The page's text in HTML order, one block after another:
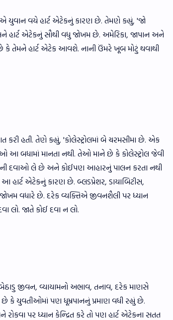
એ યુવાન વયે હાર્ટ એટેકનું કારણ છે. તેમણે કહ્યું, 'જો
હાર્ટ એટેકનું સૌથી વધુ જોખમ છે. અમેરિકા, જાપાન અને
કે તેમને હાર્ટ એટેક આવશે. નાની ઉંમરે ખૂબ મોટું થવાથી
કરી હતી. તેણે કહ્યું, 'કોલેસ્ટ્રોલમાં બે ચરમસીમા છે. એક
બધામાં માનતા નથી. તેઓ માને છે કે કોલેસ્ટ્રોલ જેવી
દવાઓ લે છે અને કોઈપણ આહારનું પાલન કરતા નથી
હાર્ટ એટેકનું કારણ છે. બ્લડપ્રેશર, ડાયાબિટીસ,
વધારે છે. દરેક વ્યક્તિએ જીવનશૈલી પર ધ્યાન
લો. જાતે કોઈ દવા ન લો.
જીવન, વ્યાયામનો અભાવ, તનાવ, દરેક માણસે
કે યુવતીઓમાં પણ ધૂમ્રપાનનું પ્રમાણ વધી રહ્યું છે.
પર ધ્યાન કેન્દ્રિત કરે તો પણ હાર્ટ એટેકના સતત